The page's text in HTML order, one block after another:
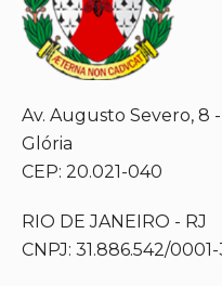
Av. Augusto Severo, 8
Glória
CEP: 20.021-040
RIO DE JANEIRO - RJ
CNPJ: 31.886.542/